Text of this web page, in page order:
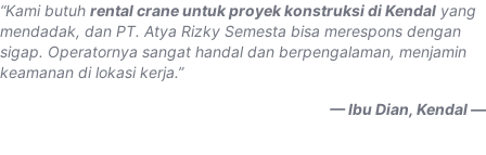
“Kami butuh rental crane untuk proyek konstruksi di Kendal yang
mendadak, dan PT. Atya Rizky Semesta bisa merespons dengan
sigap. Operatornya sangat handal dan berpengalaman, menjamin
keamanan di lokasi kerja.”
— Ibu Dian, Kendal —